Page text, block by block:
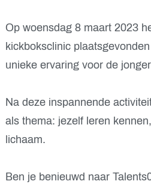
Op woensdag 8 maart 2023
kickboksclinic
unieke ervaring voor de
Na deze inspannende
als thema: jezelf leren
lichaam.
Ben je benieuwd naar